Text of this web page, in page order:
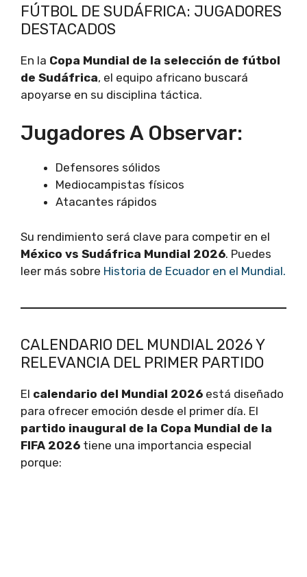
FÚTBOL DE SUDÁFRICA: JUGADORES
DESTACADOS
En la Copa Mundial de la selección de fútbol
de Sudáfrica, el equipo africano buscará
apoyarse en su disciplina táctica.
Jugadores A Observar:
Defensores sólidos
Mediocampistas físicos
Atacantes rápidos
Su rendimiento será clave para competir en el
México vs Sudáfrica Mundial 2026. Puedes
leer más sobre Historia de Ecuador en el Mundial.
CALENDARIO DEL MUNDIAL 2026 Y
RELEVANCIA DEL PRIMER PARTIDO
El calendario del Mundial 2026 está diseñado
para ofrecer emoción desde el primer día. El
partido inaugural de la Copa Mundial de la
FIFA 2026 tiene una importancia especial
porque: